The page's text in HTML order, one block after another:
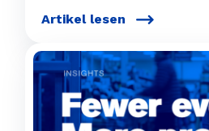
Artikel lesen